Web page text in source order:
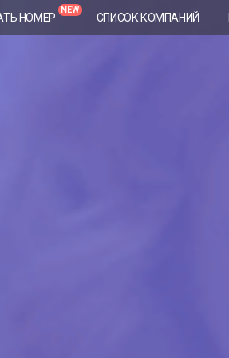
НОМЕР
NEW
СПИСОК КОМПАНИЙ